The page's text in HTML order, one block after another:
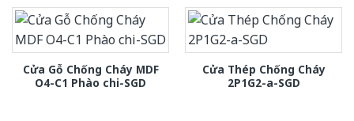
Cửa Gỗ Chống Cháy MDF
O4-C1 Phào chi-SGD
Cửa Thép Chống Cháy
2P1G2-a-SGD